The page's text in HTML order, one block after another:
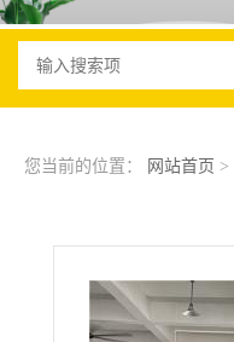
您当前的位置： 网站首页 >